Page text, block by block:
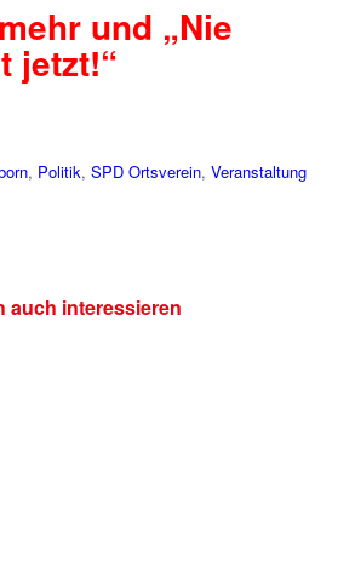
und „Nie
jetzt!“
, Politik, SPD Ortsverein, Veranstaltung
auch interessieren